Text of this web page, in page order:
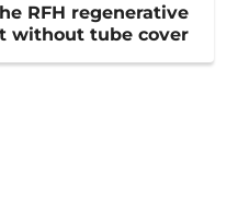
RFH regenerative
without tube cover